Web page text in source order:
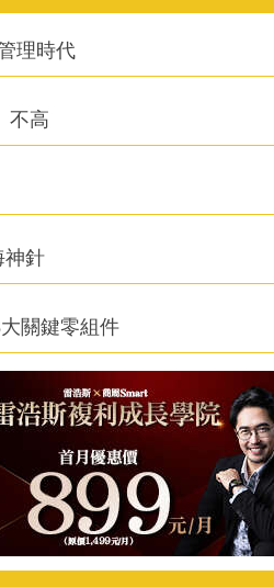
理時代
不高
神針
關鍵零組件